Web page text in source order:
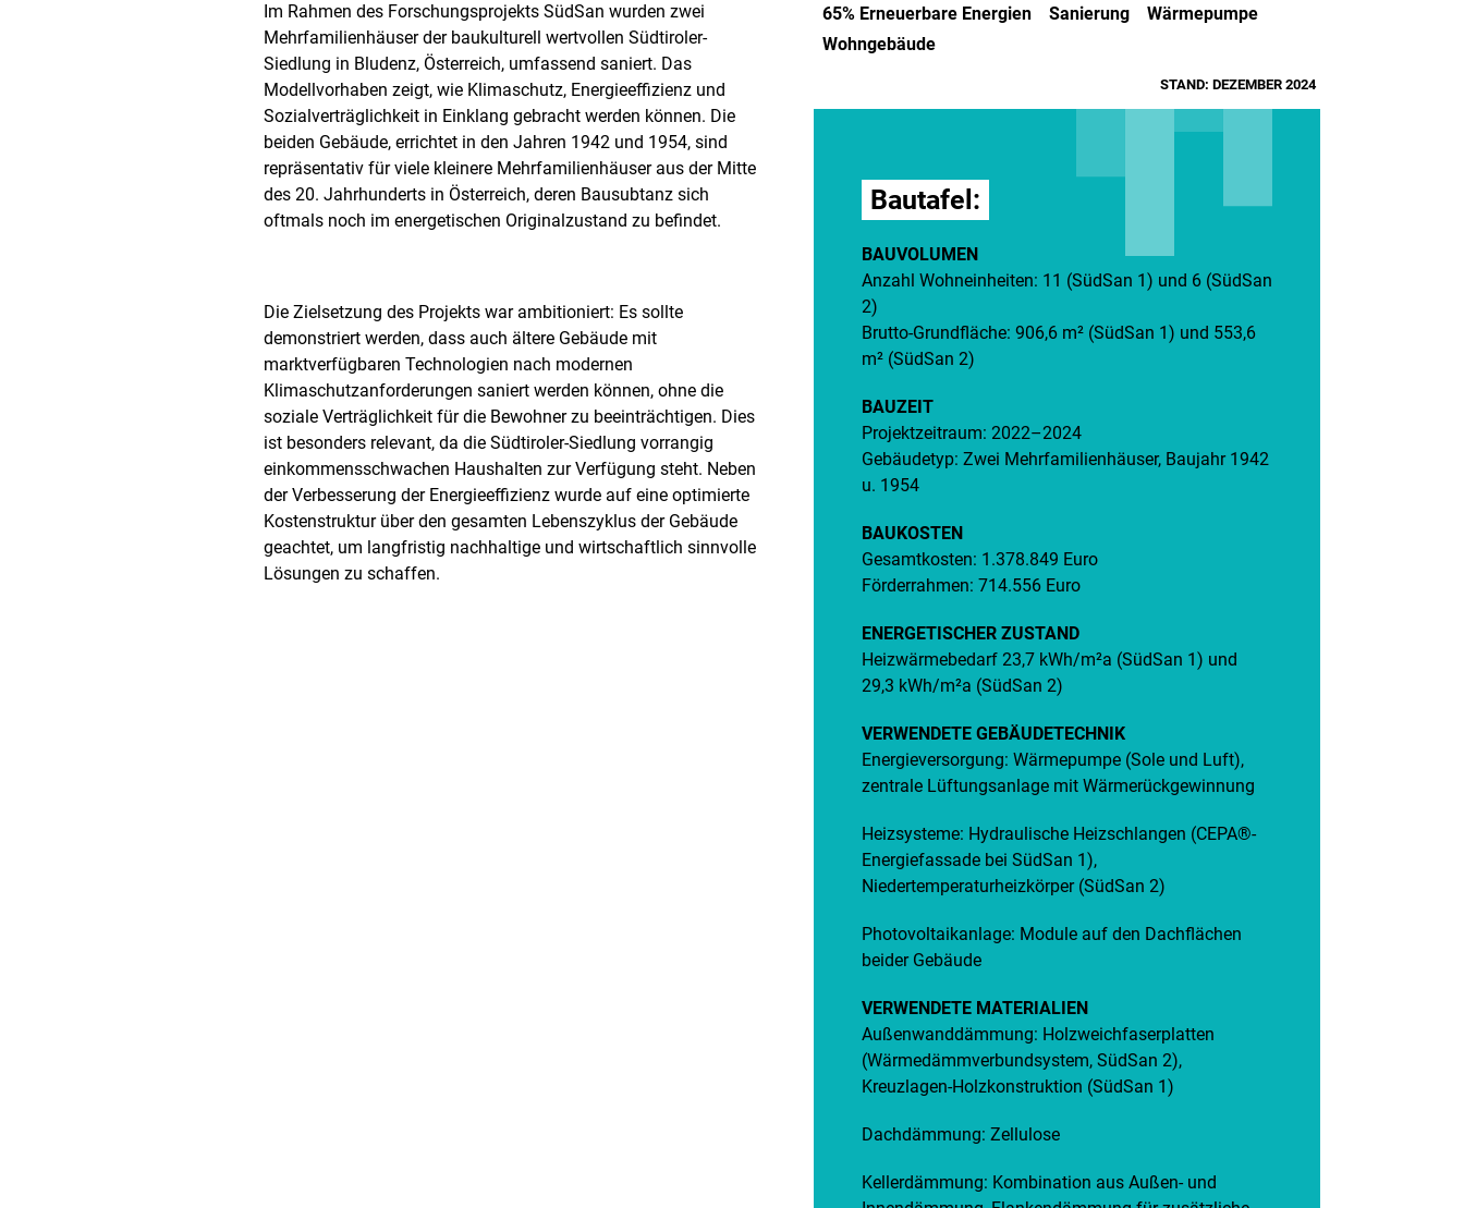
Im Rahmen des Forschungsprojekts SüdSan wurden zwei
Mehrfamilienhäuser der baukulturell wertvollen Südtiroler-
Siedlung in Bludenz, Österreich, umfassend saniert. Das
Modellvorhaben zeigt, wie Klimaschutz, Energieeffizienz und
Sozialverträglichkeit in Einklang gebracht werden können. Die
beiden Gebäude, errichtet in den Jahren 1942 und 1954, sind
repräsentativ für viele kleinere Mehrfamilienhäuser aus der Mitte
des 20. Jahrhunderts in Österreich, deren Bausubtanz sich
oftmals noch im energetischen Originalzustand zu befindet.
Die Zielsetzung des Projekts war ambitioniert: Es sollte
demonstriert werden, dass auch ältere Gebäude mit
marktverfügbaren Technologien nach modernen
Klimaschutzanforderungen saniert werden können, ohne die
soziale Verträglichkeit für die Bewohner zu beeinträchtigen. Dies
ist besonders relevant, da die Südtiroler-Siedlung vorrangig
einkommensschwachen Haushalten zur Verfügung steht. Neben
der Verbesserung der Energieeffizienz wurde auf eine optimierte
Kostenstruktur über den gesamten Lebenszyklus der Gebäude
geachtet, um langfristig nachhaltige und wirtschaftlich sinnvolle
Lösungen zu schaffen.
65% Erneuerbare Energien Sanierung
Wärmepumpe
Wohngebäude
STAND: DEZEMBER 2024
Bautafel:
BAUVOLUMEN
Anzahl Wohneinheiten: 11 (SüdSan 1) und 6 (SüdSan
2)
Brutto-Grundfläche: 906,6 m² (SüdSan 1) und 553,6
m² (SüdSan 2)
BAUZEIT
Projektzeitraum: 2022–2024
Gebäudetyp: Zwei Mehrfamilienhäuser, Baujahr 1942
u. 1954
BAUKOSTEN
Gesamtkosten: 1.378.849 Euro
Förderrahmen: 714.556 Euro
ENERGETISCHER ZUSTAND
Heizwärmebedarf 23,7 kWh/m²a (SüdSan 1) und
29,3 kWh/m²a (SüdSan 2)
VERWENDETE GEBÄUDETECHNIK
Energieversorgung: Wärmepumpe (Sole und Luft),
zentrale Lüftungsanlage mit Wärmerückgewinnung
Heizsysteme: Hydraulische Heizschlangen (CEPA®-
Energiefassade bei SüdSan 1),
Niedertemperaturheizkörper (SüdSan 2)
Photovoltaikanlage: Module auf den Dachflächen
beider Gebäude
VERWENDETE MATERIALIEN
Außenwanddämmung: Holzweichfaserplatten
(Wärmedämmverbundsystem, SüdSan 2),
Kreuzlagen-Holzkonstruktion (SüdSan 1)
Dachdämmung: Zellulose
Kellerdämmung: Kombination aus Außen- und